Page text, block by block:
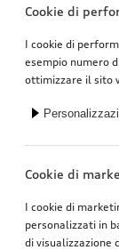
Cookie di
I cookie di
esempio numero
ottimizzare il sito
Cookie di
I cookie di
personalizzati in
di visualizzazione